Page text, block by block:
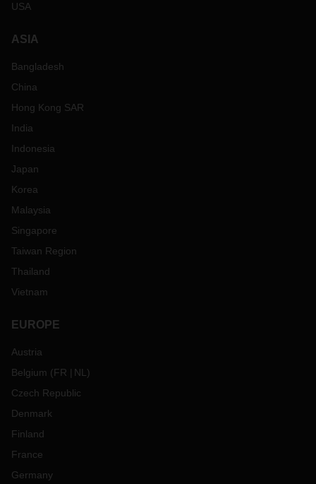
USA
ASIA
Bangladesh
China
Hong Kong SAR
India
Indonesia
Japan
Korea
Malaysia
Singapore
Taiwan Region
Thailand
Vietnam
EUROPE
Austria
Belgium (FR NL )
Czech Republic
Denmark
Finland
France
Germany